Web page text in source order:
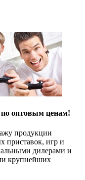
оптовым ценам!
продукции
приставок, игр и
дилерами и
крупнейших